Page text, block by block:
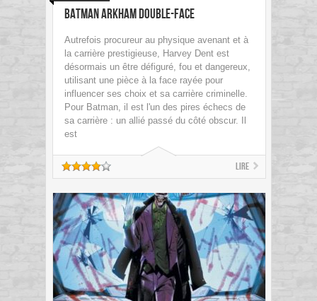
Batman Arkham Double-Face
Autrefois procureur au physique avenant et à
la carrière prestigieuse, Harvey Dent est
désormais un être défiguré, fou et dangereux,
utilisant une pièce à la face rayée pour
influencer ses choix et sa carrière criminelle.
Pour Batman, il est l'un des pires échecs de
sa carrière : un allié passé du côté obscur. Il
est
Lire